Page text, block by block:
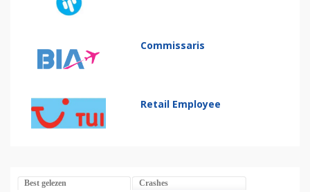
Commissaris
Retail Employee
Best gelezen Crashes